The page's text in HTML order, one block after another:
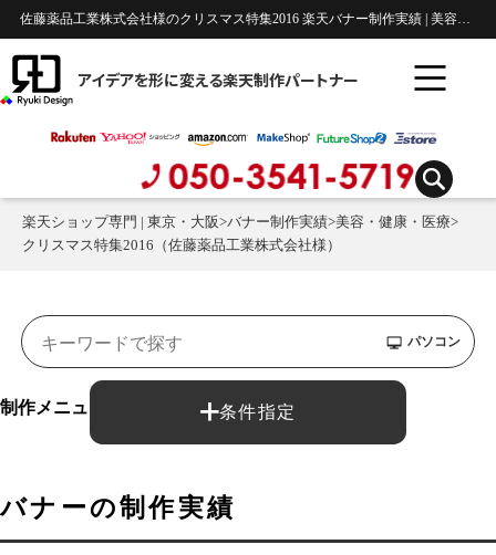
佐藤薬品工業株式会社様のクリスマス特集2016 楽天バナー制作実績 | 美容・健康・医療
アイデアを形に変える楽天制作パートナー
楽天ショップ専門 | 東京・大阪>バナー制作実績>美容・健康・医療>
クリスマス特集2016（佐藤薬品工業株式会社様）
条件指定
パソコン
制作メニュー： バナー制作
バナーの制作実績